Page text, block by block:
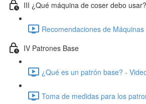
III ¿Qué máquina de coser debo usar?
Recomendaciones de
IV Patrones Base
¿Qué es un patrón base? -
Toma de medidas para los